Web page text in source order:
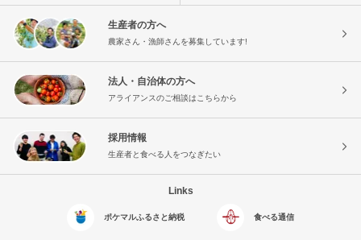
生産者の方へ
農家さん・漁師さんを募集しています!
法人・自治体の方へ
アライアンスのご相談はこちらから
採用情報
生産者と食べる人をつなぎたい
Links
ポケマルふるさと納税 食べる通信